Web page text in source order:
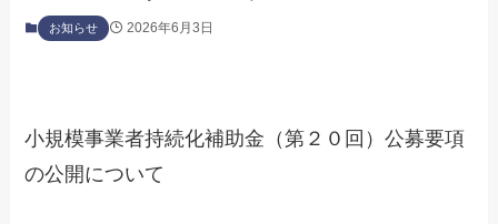
お知らせ 2026年6月3日
小規模事業者持続化補助金（第２０回）公募要項
の公開について